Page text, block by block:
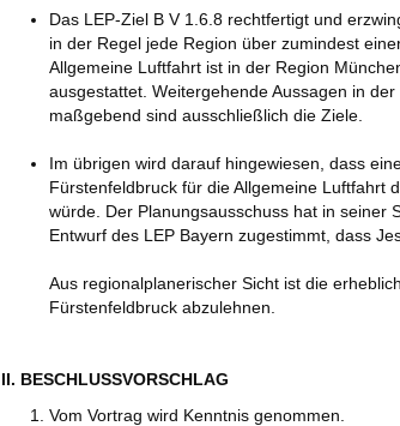
Das LEP-Ziel B V 1.6.8 rechtfertigt und
in der Regel jede Region über zumindest
Allgemeine Luftfahrt ist in der Region
ausgestattet. Weitergehende Aussagen in
maßgebend sind ausschließlich die Ziele.
Im übrigen wird darauf hingewiesen, dass
Fürstenfeldbruck für die Allgemeine Luftfahrt
würde. Der Planungsausschuss hat in seiner
Entwurf des LEP Bayern zugestimmt, dass
Aus regionalplanerischer Sicht ist die
Fürstenfeldbruck abzulehnen.
II. BESCHLUSSVORSCHLAG
Vom Vortrag wird Kenntnis genommen.